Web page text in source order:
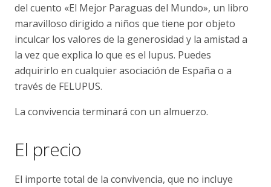
del cuento «El Mejor Paraguas del Mundo», un libro
maravilloso dirigido a niños que tiene por objeto
inculcar los valores de la generosidad y la amistad a
la vez que explica lo que es el lupus. Puedes
adquirirlo en cualquier asociación de España o a
través de FELUPUS.
La convivencia terminará con un almuerzo.
El precio
El importe total de la convivencia, que no incluye